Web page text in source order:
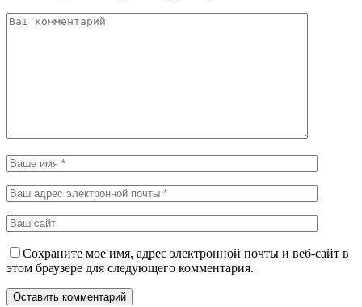
Сохраните мое имя, адрес электронной почты и веб-сайт в
этом браузере для следующего комментария.